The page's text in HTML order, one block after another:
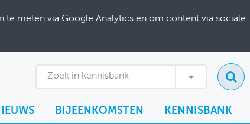
meten via Google Analytics en om content via sociale
Zoek in kennisbank
BIJEENKOMSTEN KENNISBANK